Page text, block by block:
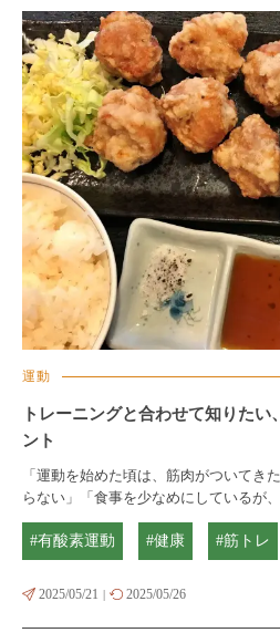
運動
トレーニングと合わせて知りた
ント
「運動を始めた頃は、筋肉がついてき
らない」「食事を少なめにしているが
#有酸素運動 #健康 #筋トレ
2025/05/21 | 2025/05/26